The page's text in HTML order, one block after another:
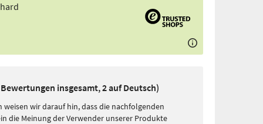
insgesamt, 2 auf Deutsch)
wir darauf hin, dass die nachfolgenden
die Meinung der Verwender unserer Produkte